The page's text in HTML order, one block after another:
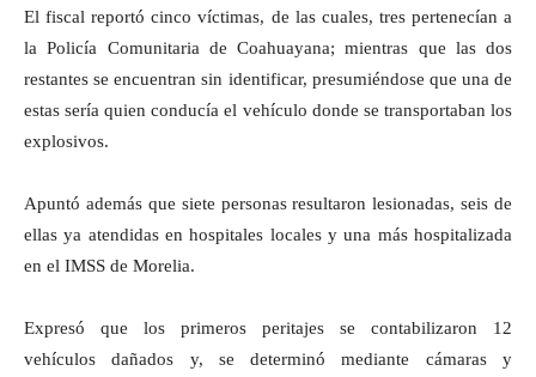
El fiscal reportó cinco víctimas, de las cuales, tres pertenecían a
la Policía Comunitaria de Coahuayana; mientras que las dos
restantes se encuentran sin identificar, presumiéndose que una de
estas sería quien conducía el vehículo donde se transportaban los
explosivos.
Apuntó además que siete personas resultaron lesionadas, seis de
ellas ya atendidas en hospitales locales y una más hospitalizada
en el IMSS de Morelia.
Expresó que los primeros peritajes se contabilizaron 12
vehículos dañados y, se determinó mediante cámaras y